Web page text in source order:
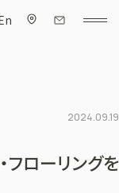
2024.09.19
フローリングを